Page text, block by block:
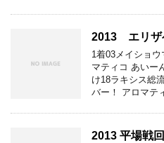
2013 エリ
1着03メイショ
マティコ あいー
け18ラキシス総
バー！ アロマテ
2013 平場戦